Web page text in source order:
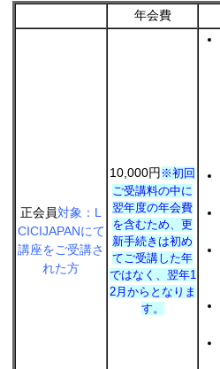
年会費
正会員対象：L
CICIJAPANにて
講座をご受講さ
れた方
10,000円 ※初回
ご受講料の中に
翌年度の年会費
を含むため、更
新手続きは初め
てご受講した年
ではなく、翌年1
2月からとなりま
す。